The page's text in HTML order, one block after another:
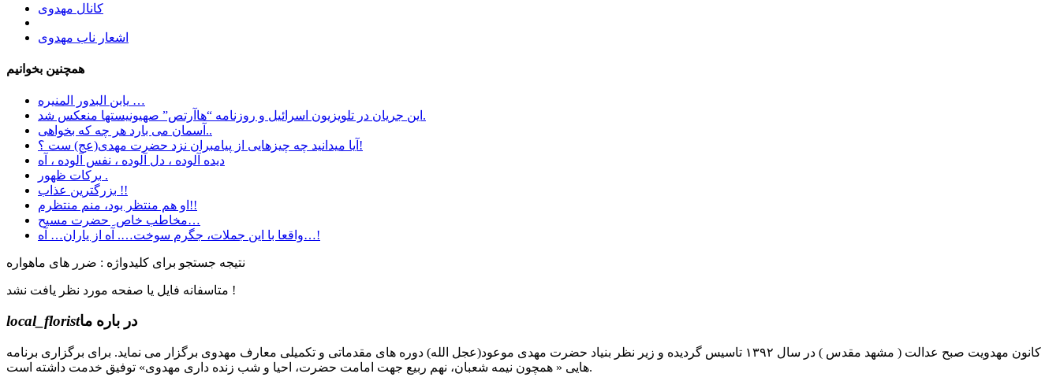
کانال مهدوی
اشعار ناب مهدوی
همچنین بخوانیم
یابن البدور المنیره …
این جریان در تلویزیون اسرائیل و روزنامه “هاآرتص” صهیونیستها منعکس شد.
آسمان می بارد هر چه که بخواهی..
آیا میدانید چه چیزهایی از پیامبران نزد حضرت مهدی(عج) ست ؟!
دیده آلوده ، دل آلوده ، نفس آلوده ، آه
برکات ظهور .
بزرگترین عذاب !!
او هم منتظر بود، منم منتظرم!!
مخاطب خاص ِ حضرت مسیح…
واقعا با این جملات، جگرم سوخت…. آه از یاران… آه…!
نتیجه جستجو برای کلیدواژه : ضرر های ماهواره
متاسفانه فایل یا صفحه مورد نظر یافت نشد !
local_floristدر باره ما
کانون مهدویت صبح عدالت ( مشهد مقدس ) در سال ۱۳۹۲ تاسیس گردیده و زیر نظر بنیاد حضرت مهدی موعود(عجل الله) دوره های مقدماتی و تکمیلی معارف مهدوی برگزار می نماید. برای برگزاری برنامه
هایی « همچون نیمه شعبان، نهم ربیع جهت امامت حضرت، احیا و شب زنده داری مهدوی» توفیق خدمت داشته است.